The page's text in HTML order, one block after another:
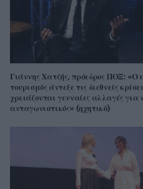
Γιάννης Χατζής, πρόεδρος ΠΟΞ: «Ο
τουρισμός άντεξε τις διεθνείς
χρειάζονται γενναίες αλλαγές
ανταγωνιστικός» (ηχητικό)